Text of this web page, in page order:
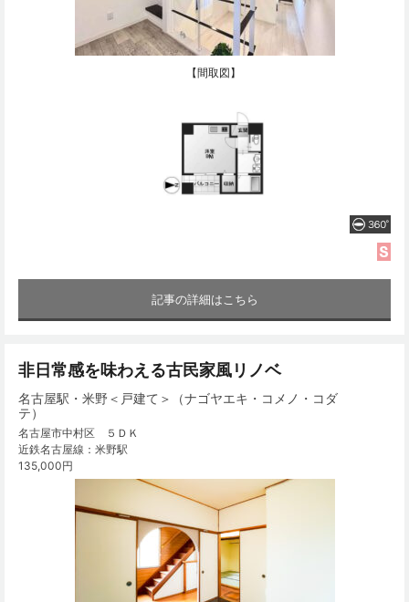
【間取図】
記事の詳細はこちら
非日常感を味わえる古民家風リノベ
名古屋駅・米野＜戸建て＞（ナゴヤエキ・コメノ・コダ
テ）
名古屋市中村区 ５ＤＫ
近鉄名古屋線：米野駅
135,000円